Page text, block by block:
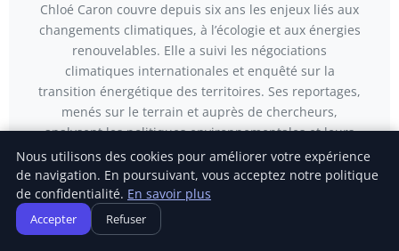
Chloé Caron couvre depuis six ans les enjeux liés aux
changements climatiques, à l’écologie et aux énergies
renouvelables. Elle a suivi les négociations
climatiques internationales et enquêté sur la
transition énergétique des territoires. Ses reportages,
menés sur le terrain et auprès de chercheurs,
analysent les politiques environnementales et leurs
applications concrètes.
Voir tous les articles →
Nous utilisons des cookies pour améliorer votre expérience
de navigation. En poursuivant, vous acceptez notre politique
de confidentialité. En savoir plus
Accepter Refuser